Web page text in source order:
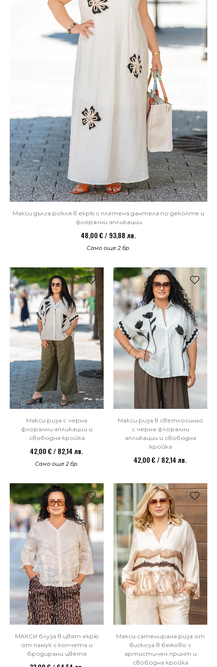
Макси дълга рокля в екрю с плетена дантела по деколте и
флорални апликации
48,00 € / 93,88 лв.
Само още 2 бр.
Макси риза с черна
флорални апликации и
свободна кройка
42,00 € / 82,14 лв.
Само още 2 бр.
Макси риза в светлосиньо
с черна флорални
апликации и свободна
кройка
42,00 € / 82,14 лв.
МАКСИ блуза в цвят екрю
от памук с копчета и
бродирани цветя
Макси сатенирана риза от
вискоза в бежово с
артистичен принт и
свободна кройка